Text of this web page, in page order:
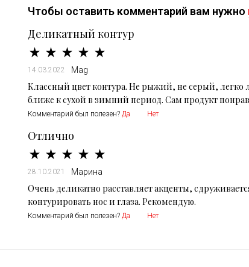
Чтобы оставить комментарий вам нужно
Деликатный контур
14.03.2022 Mag
Классный цвет контура. Не рыжий, не серый, легко
ближе к сухой в зимний период. Сам продукт
Комментарий был полезен? Да Нет
Отлично
28.10.2021 Марина
Очень деликатно расставляет акценты,
контурировать нос и глаза. Рекомендую.
Комментарий был полезен? Да Нет